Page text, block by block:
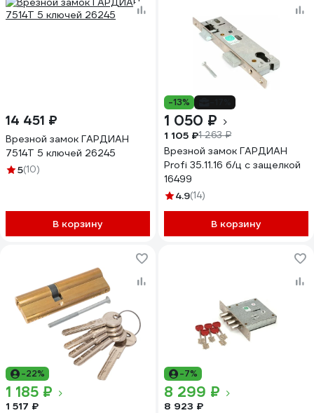
14 451 ₽
Врезной замок ГАРДИАН
7514Т 5 ключей 26245
5(10)
В корзину
-13%
1 050 ₽
1 105 ₽1 263 ₽
Врезной замок ГАРДИАН
Profi 35.11.16 б/ц с защелкой
16499
4.9(14)
В корзину
-22%
1 185 ₽
1 517 ₽
-7%
8 299 ₽
8 923 ₽